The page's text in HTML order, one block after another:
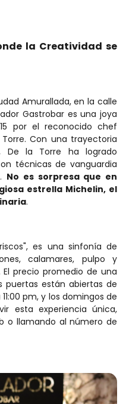
la Creatividad se
Amurallada, en la calle
Gastrobar es una joya
por el reconocido chef
Con una trayectoria
De la Torre ha logrado
técnicas de vanguardia
No es sorpresa que en
estrella Michelin, el
.
es una sinfonía de
calamares, pulpo y
precio promedio de una
puertas están abiertas de
pm, y los domingos de
esta experiencia única,
o llamando al número de